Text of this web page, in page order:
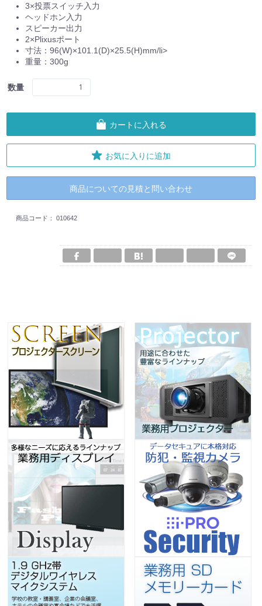
3×投票スイッチ入力
ヘッドホン入力
スピーカー出力
2×Plixusポート
寸法：96(W)×101.1(D)×25.5(H)mm/li>
重量：300g
数量
カートに入れる
お気に入りに追加
商品についての見積と問い合わせ
商品コード： 010642